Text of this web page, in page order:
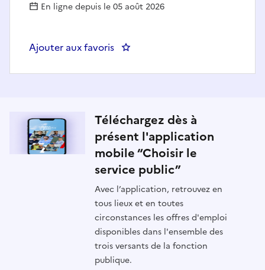
En ligne depuis le 05 août 2026
Ajouter aux favoris : psychologue EHPAD - CCAS
Téléchargez dès à
présent l'application
mobile “Choisir le
service public”
Avec l’application, retrouvez en
tous lieux et en toutes
circonstances les offres d'emploi
disponibles dans l'ensemble des
trois versants de la fonction
publique.